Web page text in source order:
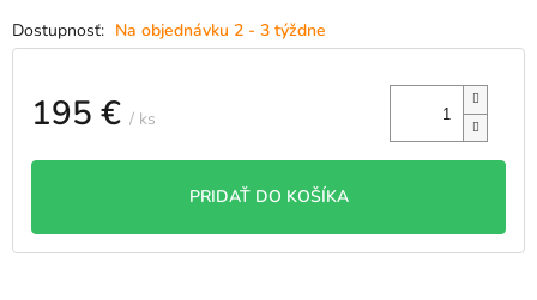
Na objednávku 2 - 3 týždne
195 € / ks
PRIDAŤ DO KOŠÍKA